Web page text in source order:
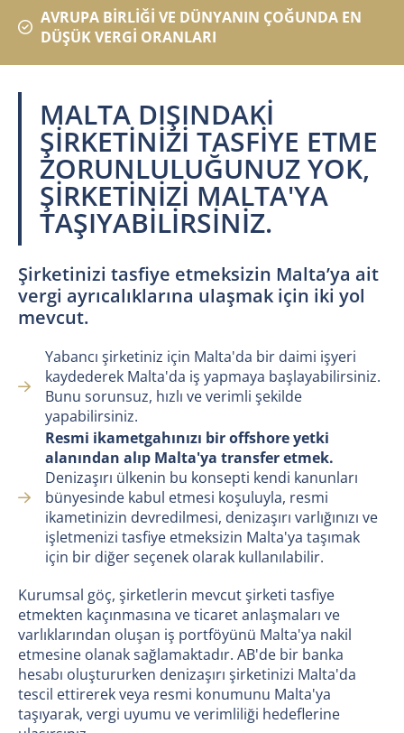
AVRUPA BİRLİĞİ VE DÜNYANIN ÇOĞUNDA EN
DÜŞÜK VERGİ ORANLARI
MALTA DIŞINDAKİ
ŞİRKETİNİZİ TASFİYE ETME
ZORUNLULUĞUNUZ YOK,
ŞİRKETİNİZİ MALTA'YA
TAŞIYABİLİRSİNİZ.
Şirketinizi tasfiye etmeksizin Malta’ya ait
vergi ayrıcalıklarına ulaşmak için iki yol
mevcut.
Yabancı şirketiniz için Malta'da bir daimi işyeri
kaydederek Malta'da iş yapmaya başlayabilirsiniz.
Bunu sorunsuz, hızlı ve verimli şekilde
yapabilirsiniz.
Resmi ikametgahınızı bir offshore yetki
alanından alıp Malta'ya transfer etmek.
Denizaşırı ülkenin bu konsepti kendi kanunları
bünyesinde kabul etmesi koşuluyla, resmi
ikametinizin devredilmesi, denizaşırı varlığınızı ve
işletmenizi tasfiye etmeksizin Malta'ya taşımak
için bir diğer seçenek olarak kullanılabilir.
Kurumsal göç, şirketlerin mevcut şirketi tasfiye
etmekten kaçınmasına ve ticaret anlaşmaları ve
varlıklarından oluşan iş portföyünü Malta'ya nakil
etmesine olanak sağlamaktadır. AB'de bir banka
hesabı oluştururken denizaşırı şirketinizi Malta'da
tescil ettirerek veya resmi konumunu Malta'ya
taşıyarak, vergi uyumu ve verimliliği hedeflerine